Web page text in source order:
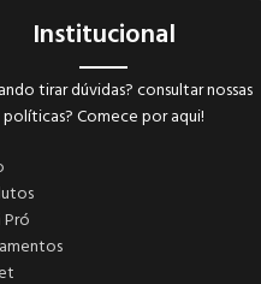
Institucional
tirar dúvidas? consultar nossas
políticas? Comece por aqui!
Pró